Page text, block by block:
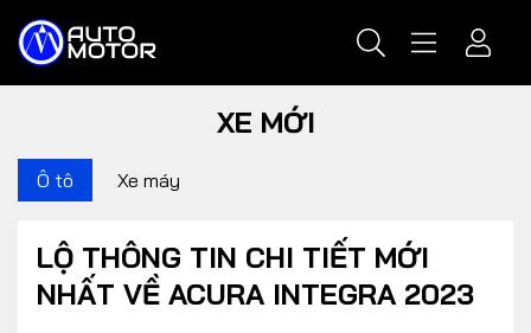
XE MỚI
Ô tô Xe máy
LỘ THÔNG TIN CHI TIẾT MỚI
NHẤT VỀ ACURA INTEGRA 2023